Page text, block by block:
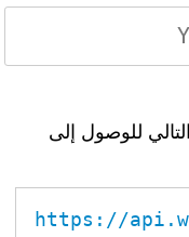
يمكنك بعد ذلك استخدام عنوان URL التالي للوصول إلى
https://